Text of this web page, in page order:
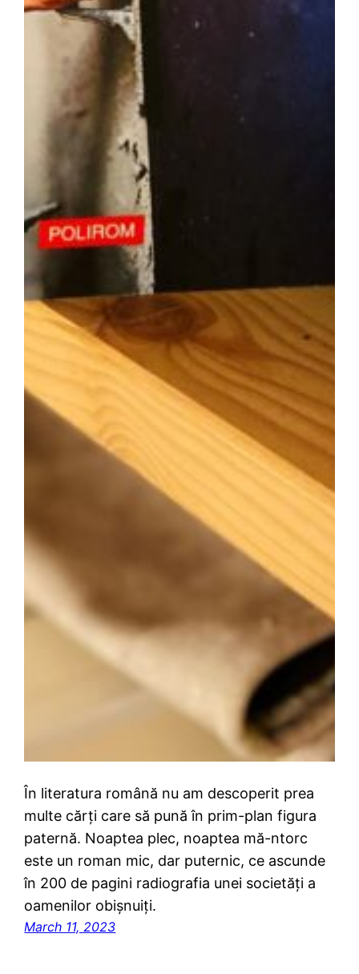
În literatura română nu am descoperit prea
multe cărți care să pună în prim-plan figura
paternă. Noaptea plec, noaptea mă-ntorc
este un roman mic, dar puternic, ce ascunde
în 200 de pagini radiografia unei societăți a
oamenilor obișnuiți.
March 11, 2023